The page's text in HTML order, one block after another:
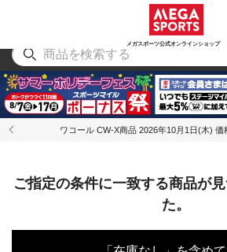
メガスポーツ公式オンラインショップ
アウトドア
ワコール CW-X商品 2026年10月1日(木) 価
ご指定の条件に一致する商品が
た。